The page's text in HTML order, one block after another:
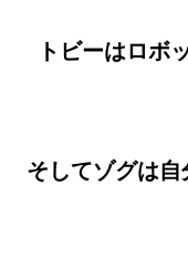
トビーはロボ
そしてゾグは